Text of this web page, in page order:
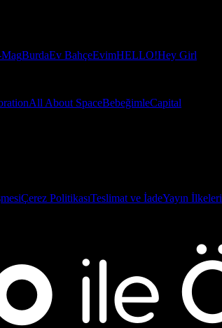
BurdaEv BahçeEvimHELLO!Hey Girl
All About SpaceBebeğimleCapital
Çerez PolitikasıTeslimat ve İadeYayın İlkeleri